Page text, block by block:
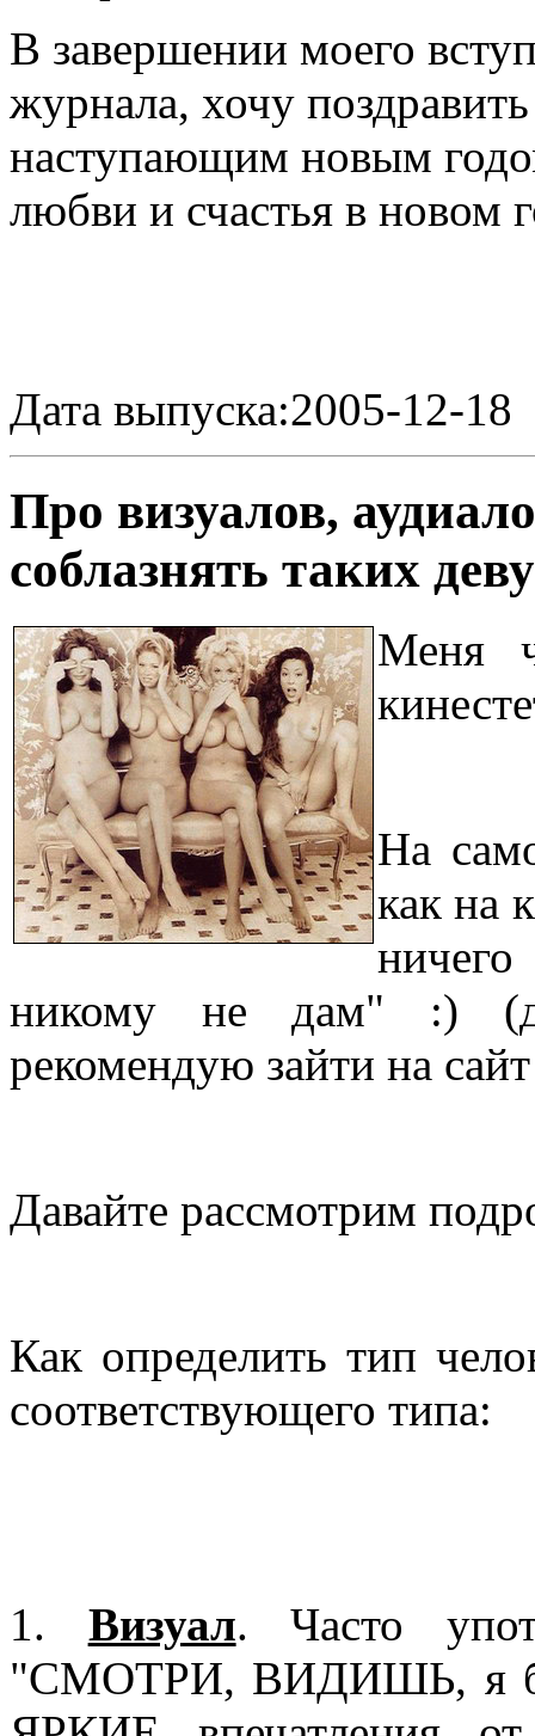
В завершении моего
журнала, хочу
наступающим новым
любви и счастья в новом
Дата выпуска:2005-12-18
Про визуалов,
соблазнять таких
Меня
На
как на
никому не дам" :)
рекомендую зайти на
Давайте рассмотрим
Как определить тип
соответствующего типа:
1. Визуал. Часто
"СМОТРИ, ВИДИШЬ, я